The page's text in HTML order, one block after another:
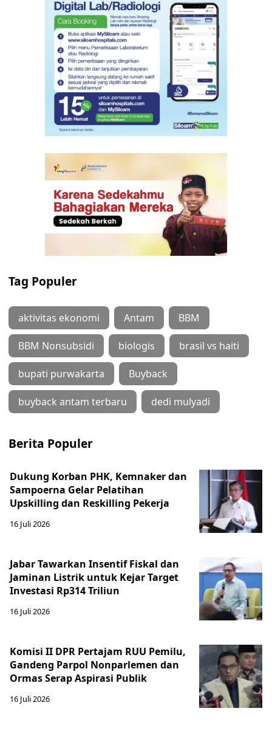
Tag Populer
aktivitas ekonomi Antam BBM
BBM Nonsubsidi biologis brasil vs haiti
bupati purwakarta Buyback
buyback antam terbaru dedi mulyadi
Berita Populer
Dukung Korban PHK, Kemnaker dan
Sampoerna Gelar Pelatihan
Upskilling dan Reskilling Pekerja
16 Juli 2026
Jabar Tawarkan Insentif Fiskal dan
Jaminan Listrik untuk Kejar Target
Investasi Rp314 Triliun
16 Juli 2026
Komisi II DPR Pertajam RUU Pemilu,
Gandeng Parpol Nonparlemen dan
Ormas Serap Aspirasi Publik
16 Juli 2026